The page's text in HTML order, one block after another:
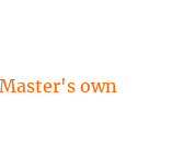
own